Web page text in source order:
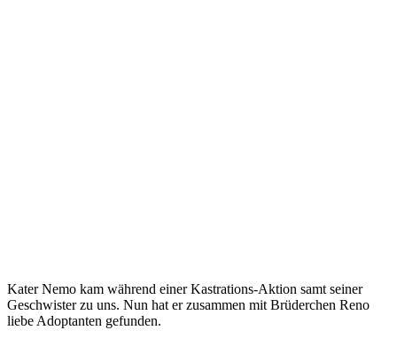
Kater Nemo kam während einer Kastrations-Aktion samt seiner
Geschwister zu uns. Nun hat er zusammen mit Brüderchen Reno
liebe Adoptanten gefunden.